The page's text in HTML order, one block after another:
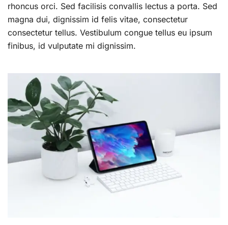
rhoncus orci. Sed facilisis convallis lectus a porta. Sed
magna dui, dignissim id felis vitae, consectetur
consectetur tellus. Vestibulum congue tellus eu ipsum
finibus, id vulputate mi dignissim.